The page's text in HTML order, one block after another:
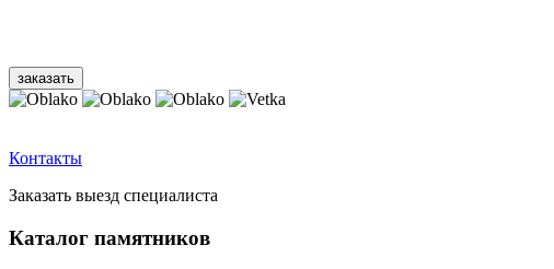
Контакты
Заказать выезд специалиста
Каталог памятников